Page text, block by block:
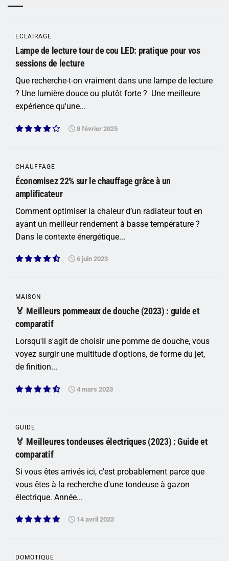
ECLAIRAGE
Lampe de lecture tour de cou LED: pratique pour vos
sessions de lecture
Que recherche-t-on vraiment dans une lampe de lecture
? Une lumière douce ou plutôt forte ? Une meilleure
expérience qu'une...
8 février 2025
CHAUFFAGE
Économisez 22% sur le chauffage grâce à un
amplificateur
Comment optimiser la chaleur d’un radiateur tout en
ayant un meilleur rendement à basse température ?
Dans le contexte énergétique...
6 juin 2023
MAISON
🏅 Meilleurs pommeaux de douche (2023) : guide et
comparatif
Lorsqu'il s'agit de choisir une pomme de douche, vous
voyez surgir une multitude d'options, de forme du jet,
de finition...
4 mars 2023
GUIDE
🏅 Meilleures tondeuses électriques (2023) : Guide et
comparatif
Si vous êtes arrivés ici, c'est probablement parce que
vous êtes à la recherche d'une tondeuse à gazon
électrique. Année...
14 avril 2023
DOMOTIQUE